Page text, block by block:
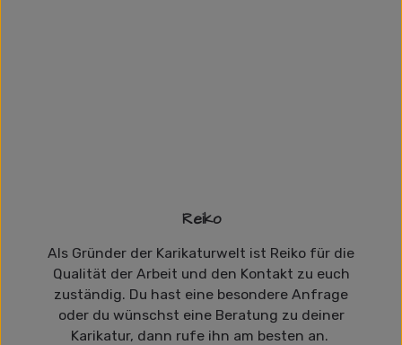
Reiko
Als Gründer der Karikaturwelt ist Reiko für die
Qualität der Arbeit und den Kontakt zu euch
zuständig. Du hast eine besondere Anfrage
oder du wünschst eine Beratung zu deiner
Karikatur, dann rufe ihn am besten an.